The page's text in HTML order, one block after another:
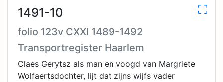
1491-10
folio 123v CXXI 1489-1492
Transportregister Haarlem
Claes Gerytsz als man en voogd van Margriete
Wolfaertsdochter, lijt dat zijns wijfs vader